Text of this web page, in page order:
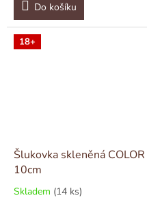
Do košíku
18+
Šlukovka skleněná COLOR
10cm
Skladem (14 ks)